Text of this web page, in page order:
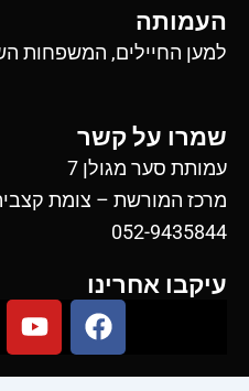
העמותה
למען החיילים, המשפחות
שמרו על קשר
עמותת סער מגולן 7
מרכז המורשת – צומת
052-9435844
עיקבו אחרינו
F
a
c
Y
o
u